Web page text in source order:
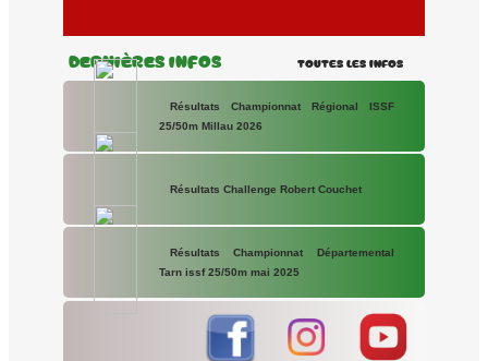
Dernières Infos Toutes les Infos
Résultats Championnat Régional ISSF
25/50m Millau 2026
Résultats Challenge Robert Couchet
Résultats Championnat Départemental
Tarn issf 25/50m mai 2025